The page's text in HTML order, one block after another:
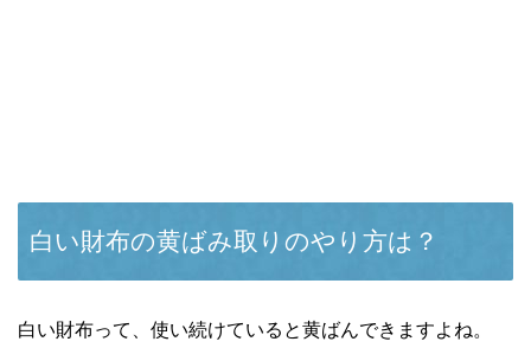
白い財布の黄ばみ取りのやり方は？
白い財布って、使い続けていると黄ばんできますよね。